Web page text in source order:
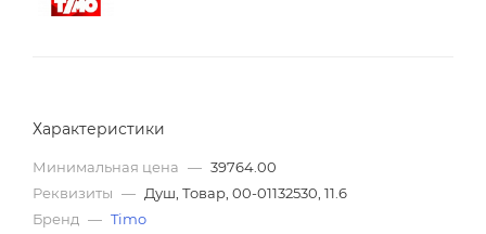
Характеристики
Минимальная цена — 39764.00
Реквизиты — Душ, Товар, 00-01132530, 11.6
Бренд — Timo